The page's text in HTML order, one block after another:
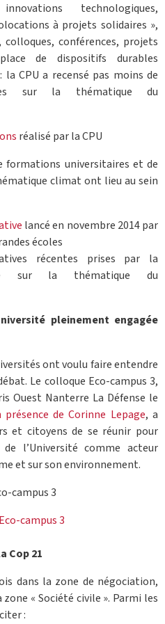
technologiques,
à projets solidaires »,
conférences, projets
de dispositifs durables
CPU a recensé pas moins de
sur la thématique du
réalisé par la CPU
formations universitaires et de
climat ont lieu au sein
lancé en novembre 2014 par
écoles
récentes prises par la
sur la thématique du
pleinement engagée
ont voulu faire entendre
Le colloque Eco-campus 3,
Ouest Nanterre La Défense le
présence de Corinne Lepage, a
et citoyens de se réunir pour
l’Université comme acteur
et sur son environnement.
campus 3
campus 3
Cop 21
dans la zone de négociation,
« Société civile ». Parmi les
: